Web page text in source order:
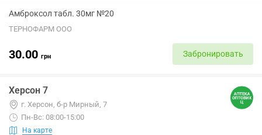
Амброксол табл. 30мг №20
ТЕРНОФАРМ ООО
30.00 грн Забронировать
Херсон 7
г. Херсон, б-р Мирный, 7
Пн-Вс: 08:00-15:00
На карте